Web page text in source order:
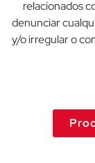
relacionados
denunciar
y/o irregular o